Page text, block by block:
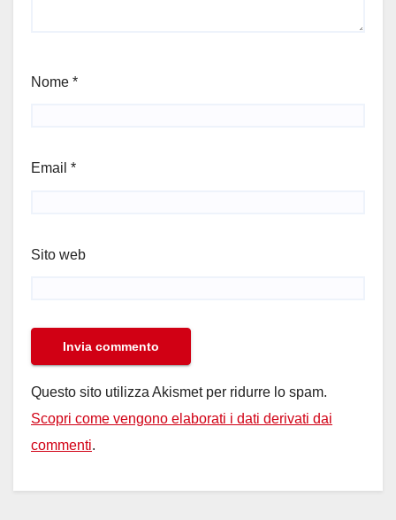
Nome *
Email *
Sito web
Questo sito utilizza Akismet per ridurre lo spam.
Scopri come vengono elaborati i dati derivati dai
commenti.